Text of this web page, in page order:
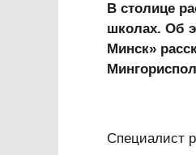
В столице
школах. Об
Минск»
Специалист